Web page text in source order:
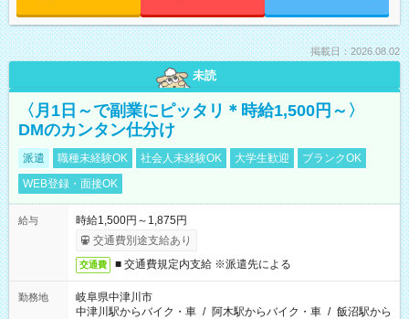
掲載日：2026.08.02
未読
〈月1日～で副業にピッタリ＊時給1,500円～〉
DMのカンタン仕分け
派遣 職種未経験OK 社会人未経験OK 大学生歓迎
ブランクOK
WEB登録・面接OK
給与
時給1,500円～1,875円
交通費別途支給あり
交通費 ■ 交通費規定内支給 ※派遣先による
勤務地
岐阜県中津川市
中津川駅からバイク・車 / 阿木駅からバイク・車 / 飯沼駅から